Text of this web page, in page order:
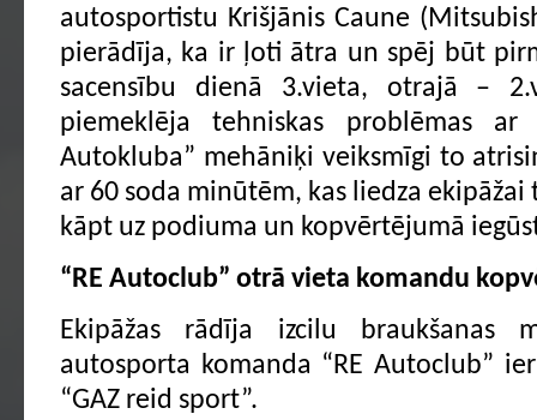
autosportistu Krišjānis Caune
pierādīja, ka ir ļoti ātra un spēj būt
sacensību dienā 3.vieta, otrajā –
piemeklēja tehniskas problēmas ar
Autokluba” mehāniķi veiksmīgi to
ar 60 soda minūtēm, kas liedza
kāpt uz podiuma un kopvērtējumā
“RE Autoclub” otrā vieta komandu
Ekipāžas rādīja izcilu braukšanas
autosporta komanda “RE Autoclub”
“GAZ reid sport”.